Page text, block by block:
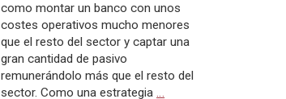
como montar un banco con unos
costes operativos mucho menores
que el resto del sector y captar una
gran cantidad de pasivo
remunerándolo más que el resto del
sector. Como una estrategia…